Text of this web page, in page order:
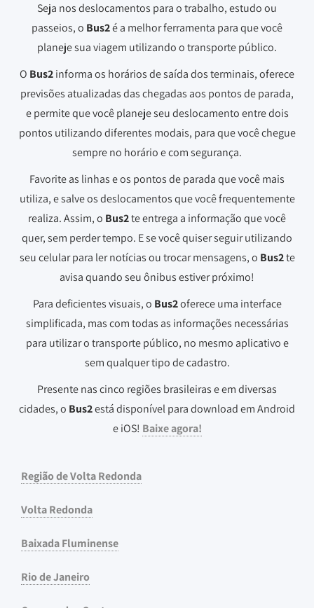
Seja nos deslocamentos para o trabalho, estudo ou
passeios, o Bus2é a melhor ferramenta para que você
planeje sua viagem utilizando o transporte público.
O Bus2informa os horários de saída dos terminais, oferece
previsões atualizadas das chegadas aos pontos de parada,
e permite que você planeje seu deslocamento entre dois
pontos utilizando diferentes modais, para que você chegue
sempre no horário e com segurança.
Favorite as linhas e os pontos de parada que você mais
utiliza, e salve os deslocamentos que você frequentemente
realiza. Assim, o Bus2te entrega a informação que você
quer, sem perder tempo. E se você quiser seguir utilizando
seu celular para ler notícias ou trocar mensagens, o Bus2te
avisa quando seu ônibus estiver próximo!
Para deficientes visuais, o Bus2oferece uma interface
simplificada, mas com todas as informações necessárias
para utilizar o transporte público, no mesmo aplicativo e
sem qualquer tipo de cadastro.
Presente nas cinco regiões brasileiras e em diversas
cidades, o Bus2está disponível para download em Android
e iOS! Baixe agora!
Região de Volta Redonda
Volta Redonda
Baixada Fluminense
Rio de Janeiro